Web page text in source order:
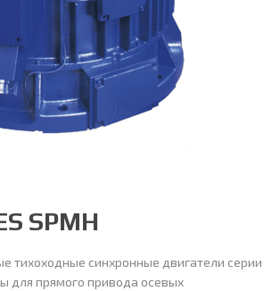
SPMH
тихоходные синхронные двигатели серии
для прямого привода осевых